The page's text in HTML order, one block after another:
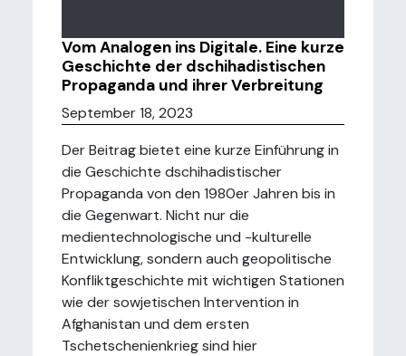
Vom Analogen ins Digitale. Eine kurze
Geschichte der dschihadistischen
Propaganda und ihrer Verbreitung
September 18, 2023
Der Beitrag bietet eine kurze Einführung in
die Geschichte dschihadistischer
Propaganda von den 1980er Jahren bis in
die Gegenwart. Nicht nur die
medientechnologische und -kulturelle
Entwicklung, sondern auch geopolitische
Konfliktgeschichte mit wichtigen Stationen
wie der sowjetischen Intervention in
Afghanistan und dem ersten
Tschetschenienkrieg sind hier